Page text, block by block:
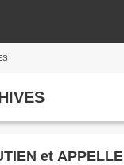
et APPELLE